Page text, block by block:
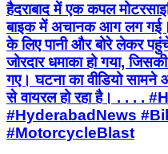
हैदराबाद में एक कपल
बाइक में अचानक आग लग
के लिए पानी और बोरे लेकर
जोरदार धमाका हो गया,
गए। घटना का वीडियो सामने
से वायरल हो रहा है। . . . .
#HyderabadNews
#MotorcycleBlast